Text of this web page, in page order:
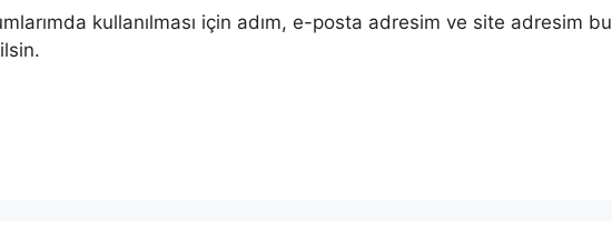
kullanılması için adım, e-posta adresim ve site adresim bu